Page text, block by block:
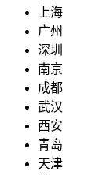
上海
广州
深圳
南京
成都
武汉
西安
青岛
天津